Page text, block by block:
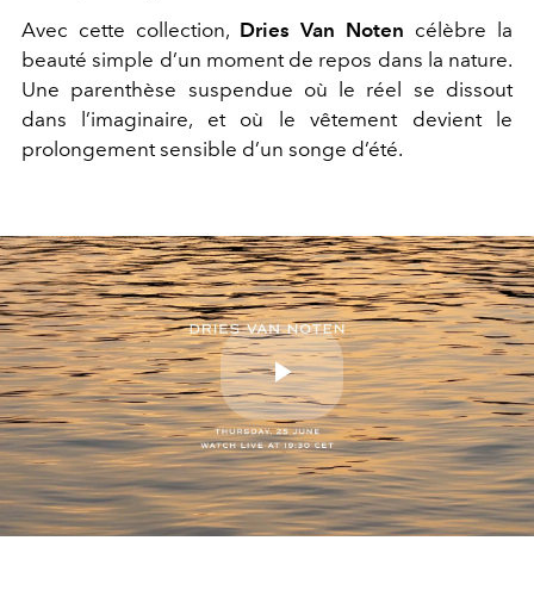
Avec cette collection, Dries Van Noten célèbre la
beauté simple d’un moment de repos dans la nature.
Une parenthèse suspendue où le réel se dissout
dans l’imaginaire, et où le vêtement devient le
prolongement sensible d’un songe d’été.
Play
Video